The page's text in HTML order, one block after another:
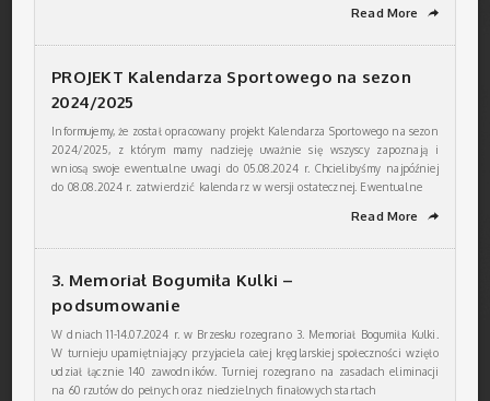
Read More ➦
PROJEKT Kalendarza Sportowego na sezon
2024/2025
Informujemy, że został opracowany projekt Kalendarza Sportowego na sezon
2024/2025, z którym mamy nadzieję uważnie się wszyscy zapoznają i
wniosą swoje ewentualne uwagi do 05.08.2024 r. Chcielibyśmy najpóźniej
do 08.08.2024 r. zatwierdzić kalendarz w wersji ostatecznej. Ewentualne
Read More ➦
3. Memoriał Bogumiła Kulki –
podsumowanie
W dniach 11-14.07.2024 r. w Brzesku rozegrano 3. Memoriał Bogumiła Kulki.
W turnieju upamiętniający przyjaciela całej kręglarskiej społeczności wzięło
udział łącznie 140 zawodników. Turniej rozegrano na zasadach eliminacji
na 60 rzutów do pełnych oraz niedzielnych finałowych startach